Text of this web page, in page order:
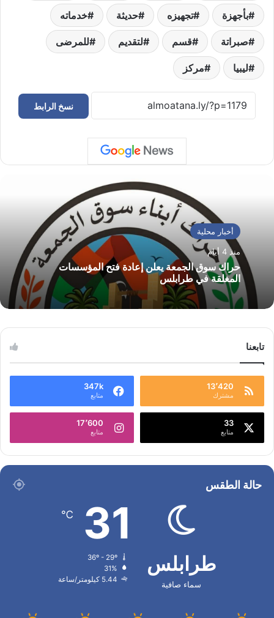
بأجهزة تجهيزه حديثة خدماته
صبراتة قسم لتقديم للمرضى
ليبيا مركز
نسخ الرابط
أخبار محلية
منذ 4 أيام
حراك سوق الجمعة يعلن إعادة فتح المؤسسات
المغلقة في طرابلس
تابعنا
13٬420
مشترك
347k
متابع
33
متابع
17٬600
متابع
حالة الطقس
طرابلس
سماء صافية
31
℃
31%
5.44 كيلومتر/ساعة